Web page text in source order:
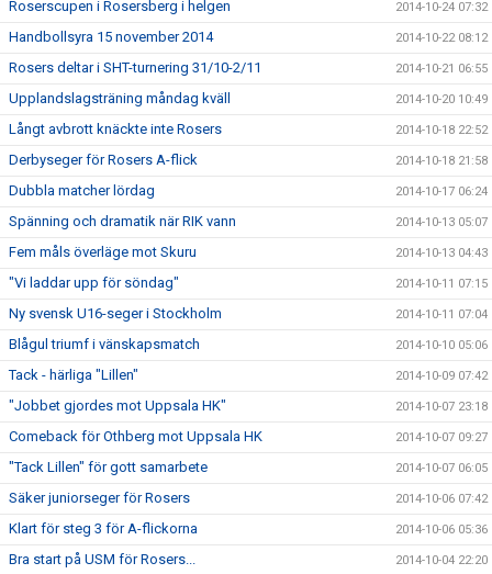
Roserscupen i Rosersberg i helgen 2014-10-24 07:32
Handbollsyra 15 november 2014 2014-10-22 08:12
Rosers deltar i SHT-turnering 31/10-2/11 2014-10-21 06:55
Upplandslagsträning måndag kväll 2014-10-20 10:49
Långt avbrott knäckte inte Rosers 2014-10-18 22:52
Derbyseger för Rosers A-flick 2014-10-18 21:58
Dubbla matcher lördag 2014-10-17 06:24
Spänning och dramatik när RIK vann 2014-10-13 05:07
Fem måls överläge mot Skuru 2014-10-13 04:43
"Vi laddar upp för söndag" 2014-10-11 07:15
Ny svensk U16-seger i Stockholm 2014-10-11 07:04
Blågul triumf i vänskapsmatch 2014-10-10 05:06
Tack - härliga "Lillen" 2014-10-09 07:42
"Jobbet gjordes mot Uppsala HK" 2014-10-07 23:18
Comeback för Othberg mot Uppsala HK 2014-10-07 09:27
"Tack Lillen" för gott samarbete 2014-10-07 06:05
Säker juniorseger för Rosers 2014-10-06 07:42
Klart för steg 3 för A-flickorna 2014-10-06 05:36
Bra start på USM för Rosers... 2014-10-04 22:20